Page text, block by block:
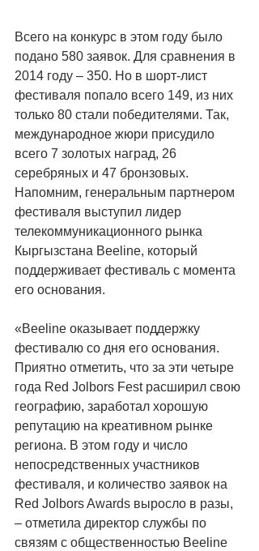
Всего на конкурс в этом году было
подано 580 заявок. Для сравнения в
2014 году – 350. Но в шорт-лист
фестиваля попало всего 149, из них
только 80 стали победителями. Так,
международное жюри присудило
всего 7 золотых наград, 26
серебряных и 47 бронзовых.
Напомним, генеральным партнером
фестиваля выступил лидер
телекоммуникационного рынка
Кыргызстана Beeline, который
поддерживает фестиваль с момента
его основания.
«Beeline оказывает поддержку
фестивалю со дня его основания.
Приятно отметить, что за эти четыре
года Red Jolbors Fest расширил свою
географию, заработал хорошую
репутацию на креативном рынке
региона. В этом году и число
непосредственных участников
фестиваля, и количество заявок на
Red Jolbors Awards выросло в разы,
– отметила директор службы по
связям с общественностью Beeline